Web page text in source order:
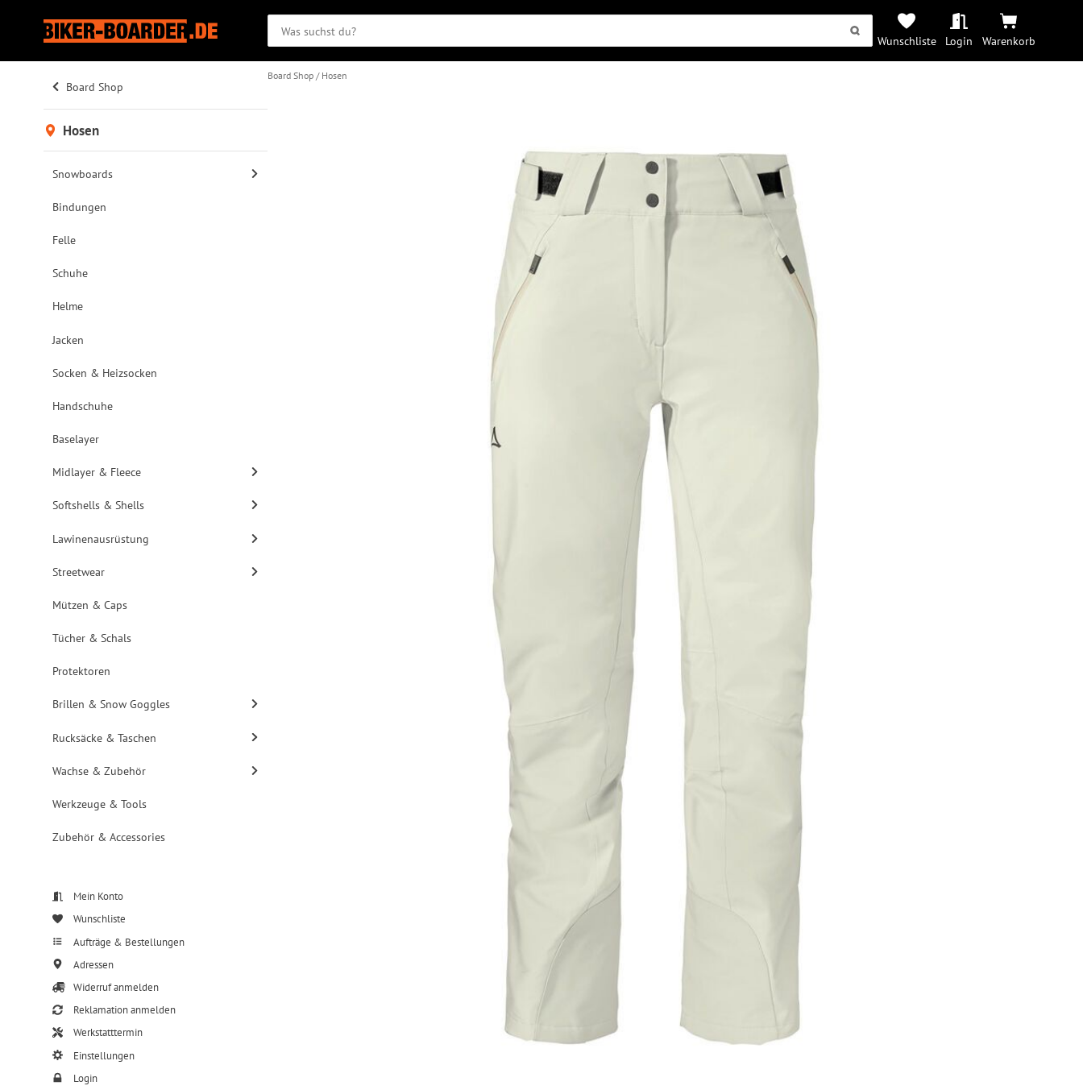
Wunschliste Login Warenkorb
Board Shop
Hosen
Snowboards
Bindungen
Felle
Schuhe
Helme
Jacken
Socken & Heizsocken
Handschuhe
Baselayer
Midlayer & Fleece
Softshells & Shells
Lawinenausrüstung
Streetwear
Mützen & Caps
Tücher & Schals
Protektoren
Brillen & Snow Goggles
Rucksäcke & Taschen
Wachse & Zubehör
Werkzeuge & Tools
Zubehör & Accessories
Mein Konto
Wunschliste
Aufträge & Bestellungen
Adressen
Widerruf anmelden
Reklamation anmelden
Werkstatttermin
Einstellungen
Login
Board Shop Hosen